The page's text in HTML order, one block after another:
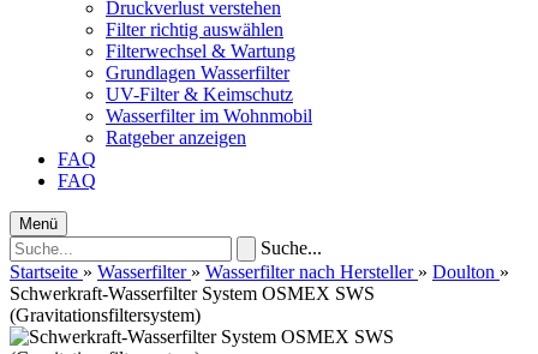
Druckverlust verstehen
Filter richtig auswählen
Filterwechsel & Wartung
Grundlagen Wasserfilter
UV-Filter & Keimschutz
Wasserfilter im Wohnmobil
Ratgeber anzeigen
FAQ
FAQ
Menü
Suche...
Startseite » Wasserfilter » Wasserfilter nach Hersteller » Doulton »
Schwerkraft-Wasserfilter System OSMEX SWS
(Gravitationsfiltersystem)